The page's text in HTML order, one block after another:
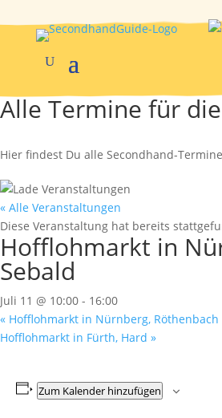
Alle Termine für
Hier findest Du alle Secondhand-
« Alle Veranstaltungen
Diese Veranstaltung hat bereits
Hofflohmarkt in
Sebald
Juli 11 @ 10:00 - 16:00
« Hofflohmarkt in Nürnberg, Röthenbach
Hofflohmarkt in Fürth, Hard »
Zum Kalender hinzufügen